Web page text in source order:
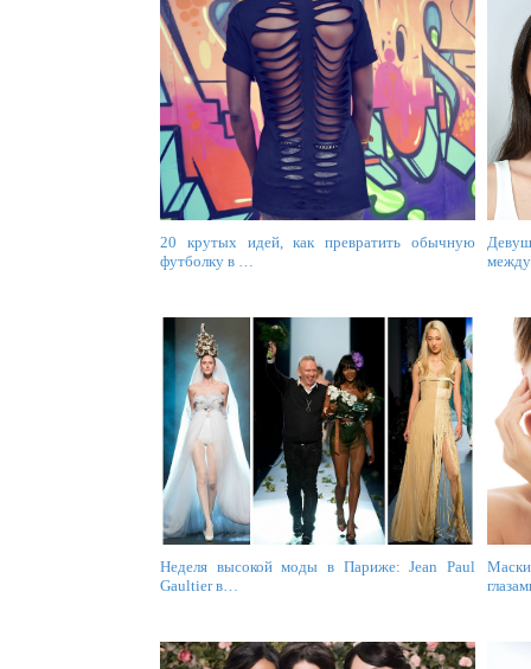
20 крутых идей, как превратить обычную
футболку в …
Неделя высокой моды в Париже: Jean Paul
Gaultier в…